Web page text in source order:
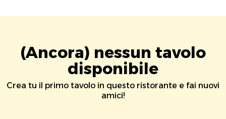
(Ancora) nessun tavolo
disponibile
Crea tu il primo tavolo in questo ristorante e fai nuovi
amici!